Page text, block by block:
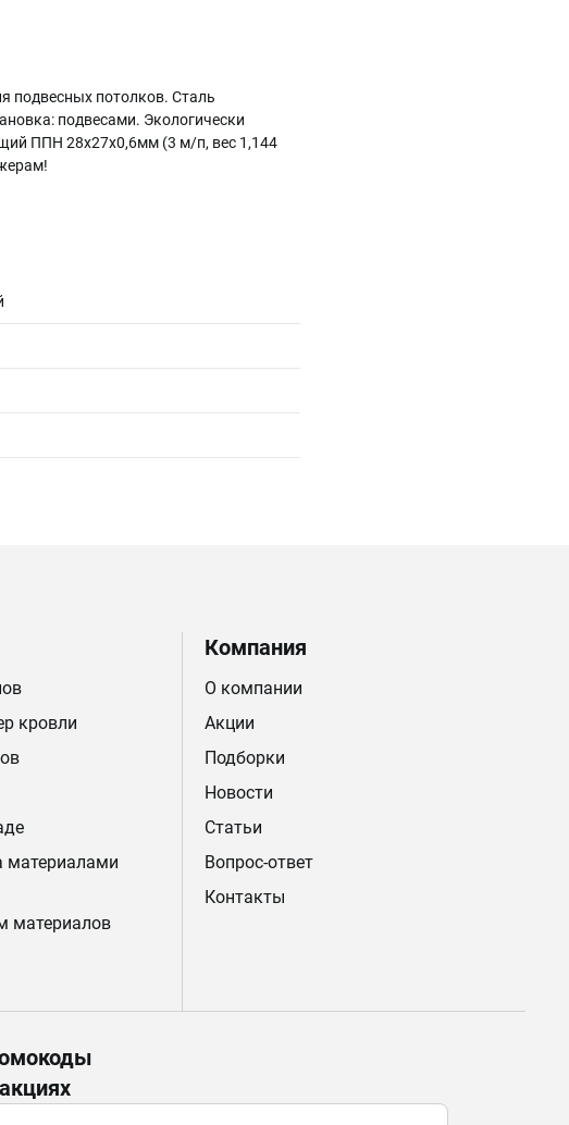
потолков. Сталь
подвесами. Экологически
ППН 28х27х0,6мм (3 м/п, вес 1,144
кровли
материалами
материалов
Компания
О компании
Акции
Подборки
Новости
Статьи
Вопрос-ответ
Контакты